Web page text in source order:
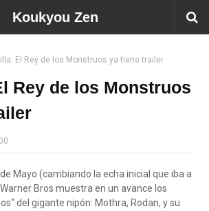
Koukyou Zen
El Rey de los Monstruos ya tiene trailer
Rey de los Monstruos
Mayo (cambiando la echa inicial que iba a
Bros muestra en un avance los
del gigante nipón: Mothra, Rodan, y su